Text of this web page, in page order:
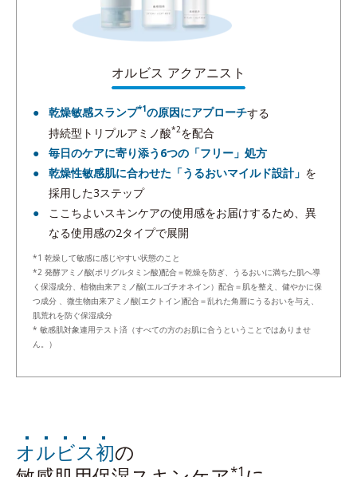
オルビス アクアニスト
乾燥敏感スランプ*1の原因にアプローチする
持続型トリプルアミノ酸*2を配合
毎日のケアに寄り添う6つの「フリー」処方
乾燥性敏感肌に合わせた「うるおいマイルド設計」 を
採用した3ステップ
ここちよいスキンケアの使用感をお届けするため、異
なる使用感の2タイプで展開
*1 乾燥して敏感に感じやすい状態のこと
*2 発酵アミノ酸(ポリグルタミン酸)配合＝乾燥を防ぎ、うるおいに満ちた肌へ導
く保湿成分、植物由来アミノ酸(エルゴチオネイン）配合＝肌を整え、健やかに保
つ成分 、微生物由来アミノ酸(エクトイン)配合＝乱れた角層にうるおいを与え、
肌荒れを防ぐ保湿成分
* 敏感肌対象連用テスト済（すべての方のお肌に合うということではありませ
ん。）
オルビス初の
*1